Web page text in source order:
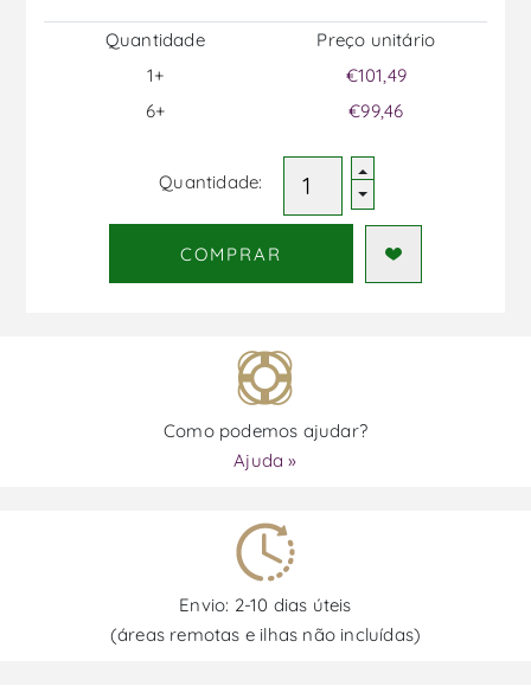
Quantidade
1+
6+
Preço unitário
€101,49
€99,46
Quantidade:
COMPRAR
Como podemos ajudar?
Ajuda »
Envio: 2-10 dias úteis
(áreas remotas e ilhas não incluídas)